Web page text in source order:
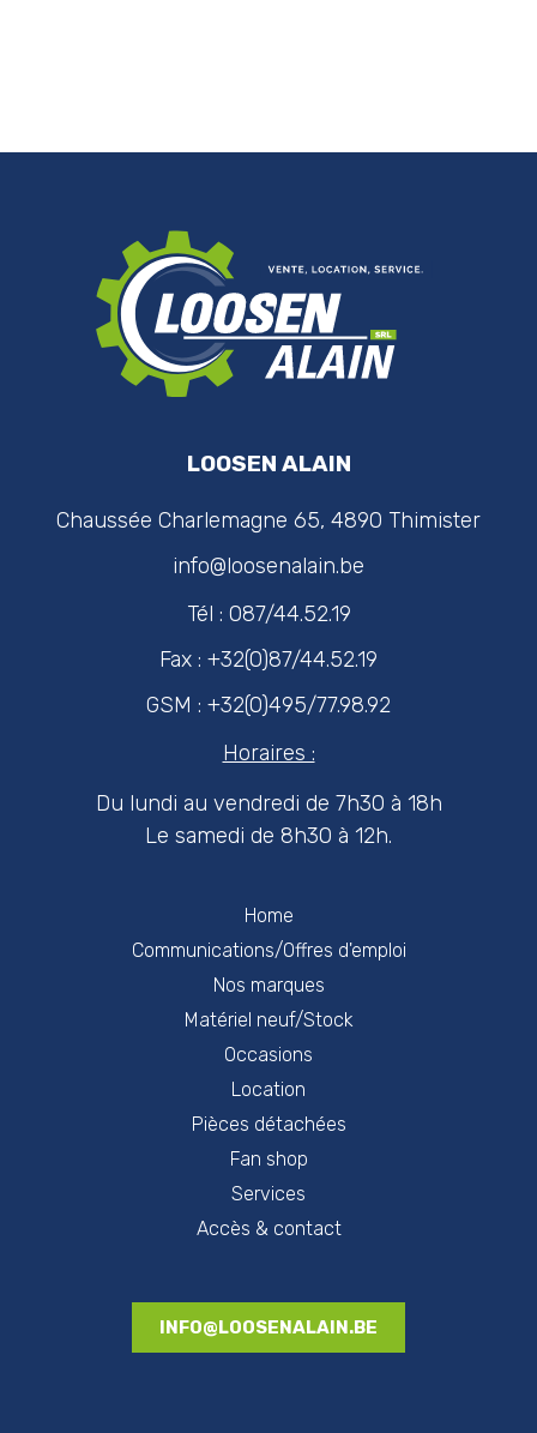
Home
Communications/Offres d'emploi
Nos marques
Matériel neuf/Stock
Occasions
Location
Pièces détachées
Fan shop
Services
Accès & contact
INFO@LOOSENALAIN.BE
LOOSEN ALAIN
Chaussée Charlemagne 65, 4890 Thimister
info@loosenalain.be
Tél : 087/44.52.19
Fax : +32(0)87/44.52.19
GSM : +32(0)495/77.98.92
Horaires :
Du lundi au vendredi de 7h30 à 18h
Le samedi de 8h30 à 12h.